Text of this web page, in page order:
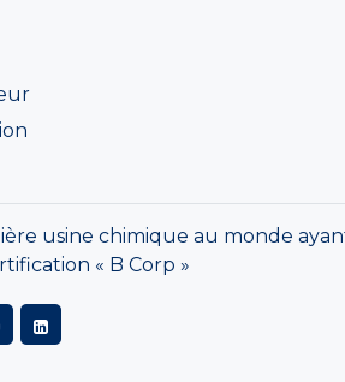
usine chimique au monde
« B Corp »